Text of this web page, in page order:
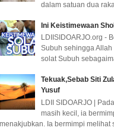
dalam satuan dua
Ini Keistimewaan
LDIISIDOARJO.org -
Subuh sehingga
solat Subuh
Tekuak,Sebab Siti
Yusuf
LDII SIDOARJO |
masih kecil, ia
menakjubkan. Ia bermimpi melihat